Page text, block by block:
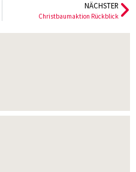
NÄCHSTER
Christbaumaktion Rückblick